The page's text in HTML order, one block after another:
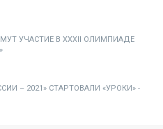
УЧАСТИЕ В XXXII ОЛИМПИАДЕ
– 2021» СТАРТОВАЛИ «УРОКИ» -